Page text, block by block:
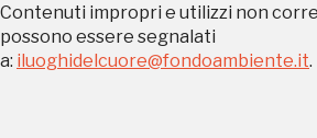
Contenuti impropri e utilizzi non
possono essere segnalati
a: iluoghidelcuore@fondoambiente.it.
Ingresso gratuito